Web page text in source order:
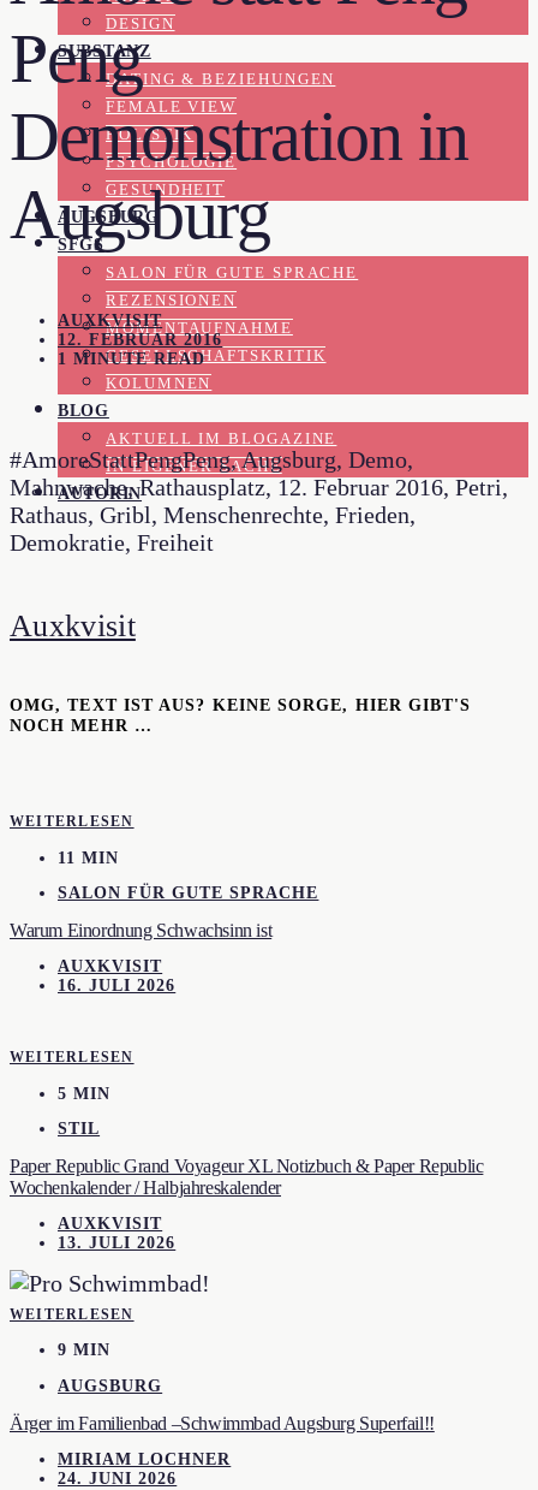
DESIGN
SUBSTANZ
DATING & BEZIEHUNGEN
FEMALE VIEW
HOLISTIK
PSYCHOLOGIE
GESUNDHEIT
AUGSBURG
SFGS
SALON FÜR GUTE SPRACHE
REZENSIONEN
MOMENTAUFNAHME
GESELLSCHAFTSKRITIK
KOLUMNEN
BLOG
AKTUELL IM BLOGAZINE
IN EIGENER SACHE
AUTORIN
Peng
Demonstration in
Augsburg
AUXKVISIT
12. FEBRUAR 2016
1 MINUTE READ
#AmoreStattPengPeng, Augsburg, Demo,
Mahnwache, Rathausplatz, 12. Februar 2016, Petri,
Rathaus, Gribl, Menschenrechte, Frieden,
Demokratie, Freiheit
Auxkvisit
OMG, TEXT IST AUS? KEINE SORGE, HIER GIBT'S
NOCH MEHR …
WEITERLESEN
11 MIN
SALON FÜR GUTE SPRACHE
Warum Einordnung Schwachsinn ist
AUXKVISIT
16. JULI 2026
WEITERLESEN
5 MIN
STIL
Paper Republic Grand Voyageur XL Notizbuch & Paper Republic
Wochenkalender / Halbjahreskalender
AUXKVISIT
13. JULI 2026
WEITERLESEN
9 MIN
AUGSBURG
Ärger im Familienbad –Schwimmbad Augsburg Superfail!!
MIRIAM LOCHNER
24. JUNI 2026